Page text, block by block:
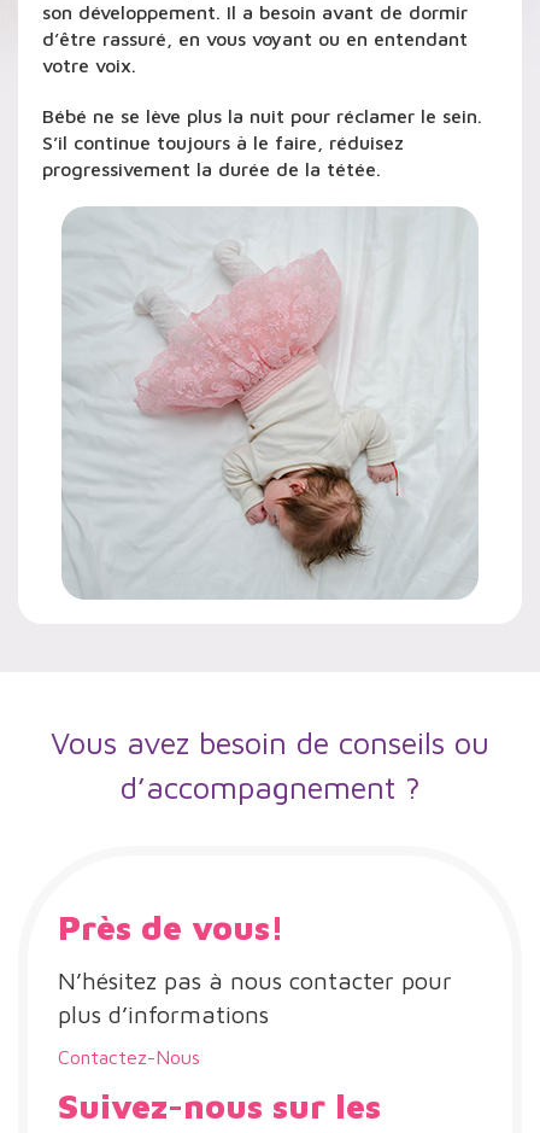
son développement. Il a besoin avant de dormir
d’être rassuré, en vous voyant ou en entendant
votre voix.
Bébé ne se lève plus la nuit pour réclamer le sein.
S’il continue toujours à le faire, réduisez
progressivement la durée de la tétée.
Vous avez besoin de conseils ou
d’accompagnement ?
Près de vous!
N’hésitez pas à nous contacter pour
plus d’informations
Contactez-Nous
Suivez-nous sur les